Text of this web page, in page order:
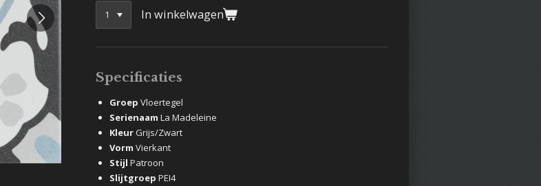
In winkelwagen
Specificaties
Groep Vloertegel
Serienaam La Madeleine
KleurGrijs/Zwart
Vorm Vierkant
Stijl Patroon
Slijtgroep PEI4